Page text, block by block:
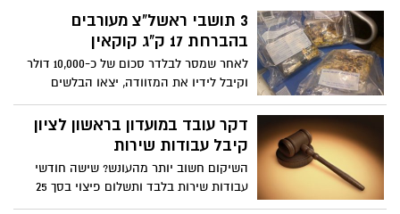
3 תושבי ראשל"צ מעורבים
בהברחת 17 ק"ג קוקאין
לאחר שמסר לבלדר סכום של כ-10,000 דולר
וקיבל לידיו את המזוודה, יצאו הבלשים
ממקום מחבואם וביצעו מעצר. יחד עם
החשוד נעצרו שני חשודים נוספים, גם הם
תושבי ראשון לציון, אשר המתינו לו ברכב
מחוץ לבית המלון. השלושה נלקחו לחקירה,
וביום ראשון בבוקר הוארך מעצרם בבית
משפט השלום בתל אביב בארבעה ימים.
דקר עובד במועדון בראשון לציון
קיבל עבודות שירות
השיקום חשוב יותר מהעונש? שישה חודשי
עבודות שירות בלבד ותשלום פיצוי בסך 25
אלף שקל נגזרו היום (שלישי) על נער שדקר